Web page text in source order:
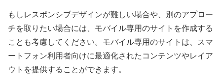
もしレスポンシブデザインが難しい場合や、別のアプロー
チを取りたい場合には、モバイル専用のサイトを作成する
ことも考慮してください。モバイル専用のサイトは、スマ
ートフォン利用者向けに最適化されたコンテンツやレイア
ウトを提供することができます。